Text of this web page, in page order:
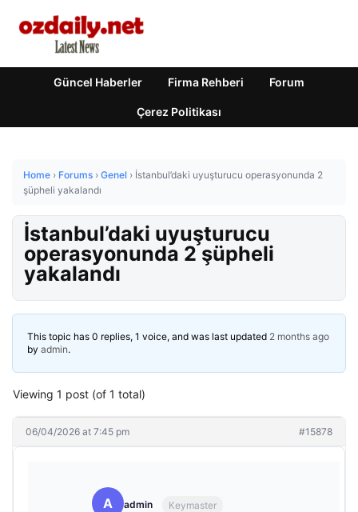
Güncel Haberler Firma Rehberi Forum
Çerez Politikası
Home › Forums › Genel › İstanbul’daki uyuşturucu operasyonunda 2
şüpheli yakalandı
İstanbul’daki uyuşturucu
operasyonunda 2 şüpheli
yakalandı
This topic has 0 replies, 1 voice, and was last updated 2 months ago
by admin.
Viewing 1 post (of 1 total)
06/04/2026 at 7:45 pm #15878
A admin Keymaster